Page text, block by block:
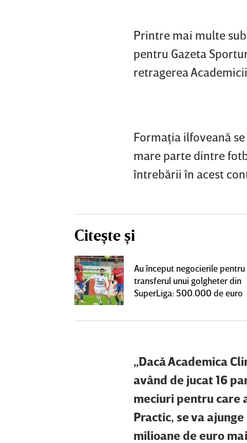
Printre mai multe
pentru Gazeta
retragerea
Formaţia ilfoveană
mare parte dintre
întrebării în acest
Citește și
Au început negocierile pentru
transferul unui golgheter din
SuperLiga: 500.000 de euro
„Dacă Academica
având de jucat 16
meciuri pentru care
Practic, se va
milioane de euro